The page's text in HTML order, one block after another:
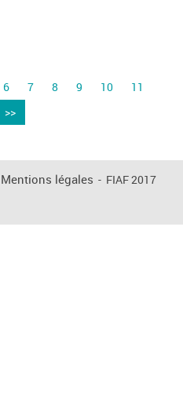
6 7 8 9 10
11
>>
Mentions légales - FIAF 2017